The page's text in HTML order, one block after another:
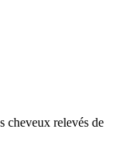
cheveux relevés de